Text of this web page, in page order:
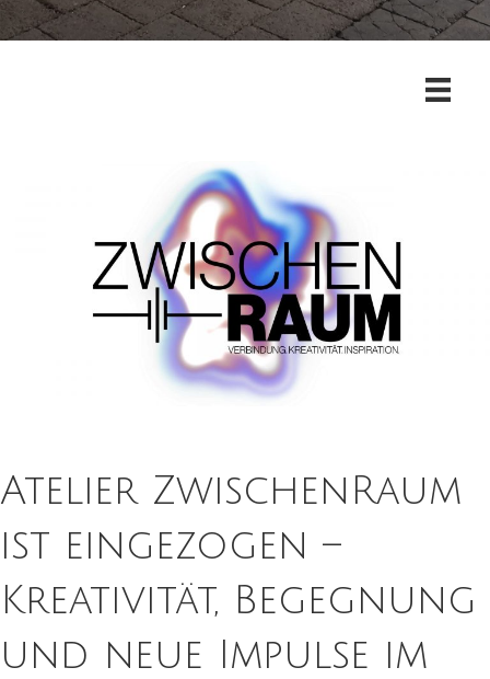
Atelier ZwischenRaum
ist eingezogen –
Kreativität, Begegnung
und neue Impulse im